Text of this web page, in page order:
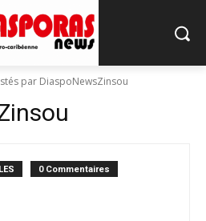
par DiaspoNewsZinsou
0 Commentaires